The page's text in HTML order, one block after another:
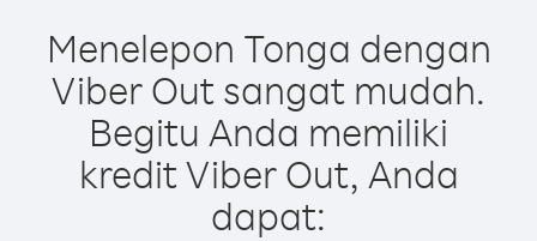
Menelepon Tonga dengan
Viber Out sangat mudah.
Begitu Anda memiliki
kredit Viber Out, Anda
dapat: